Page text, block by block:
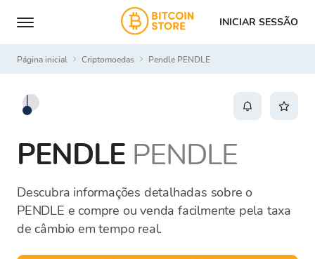
INICIAR SESSÃO
Página inicial Criptomoedas Pendle PENDLE
PENDLE PENDLE
Descubra informações detalhadas sobre o
PENDLE e compre ou venda facilmente pela taxa
de câmbio em tempo real.